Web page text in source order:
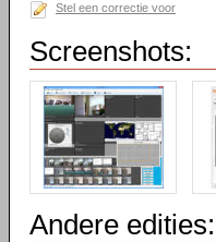
Stel een correctie voor
Screenshots:
Andere edities: